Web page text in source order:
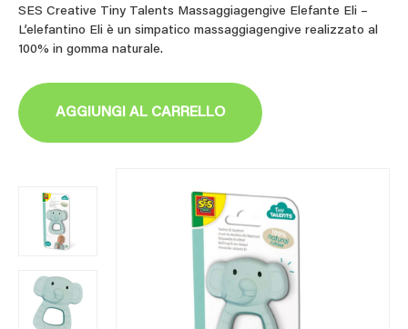
SES Creative Tiny Talents Massaggiagengive Elefante Eli –
L’elefantino Eli è un simpatico massaggiagengive realizzato al
100% in gomma naturale.
AGGIUNGI AL CARRELLO